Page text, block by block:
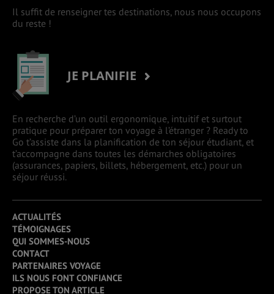
Il suffit de renseigner tes destinations, nous nous occupons
du reste !
JE PLANIFIE
En recherche d’un outil ergonomique, intuitif et surtout
pratique pour préparer ton voyage à l’étranger ? Ready to
Go t’assiste dans la planification de ton séjour étudiant, et
t’accompagne dans toutes les démarches obligatoires
(assurances, papiers, billets, hébergement, etc.) pour un
séjour réussi.
ACTUALITÉS
TÉMOIGNAGES
QUI SOMMES-NOUS
CONTACT
PARTENAIRES VOYAGE
ILS NOUS FONT CONFIANCE
PROPOSE TON ARTICLE